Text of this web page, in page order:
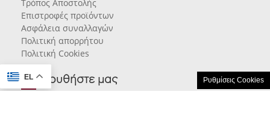
EL Ρυθμίσεις Cookies
Τρόπος Αποστολής
Επιστροφές προϊόντων
Ασφάλεια συναλλαγών
Πολιτική απορρήτου
Πολιτική Cookies
Ακολουθήστε μας